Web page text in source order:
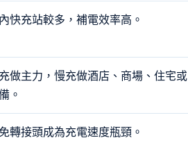
快充站較多，補電效率高。
做主力，慢充做酒店、商場、住宅或
。
轉接頭成為充電速度瓶頸。